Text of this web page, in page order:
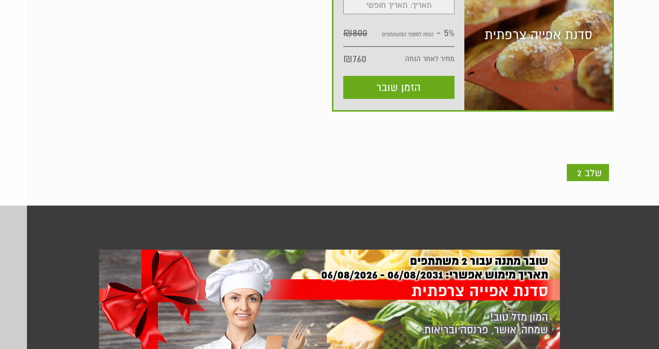
סדנת אפייה צרפתית
תאריך: תאריך חופשי
5% - הנחה למספר המשתתפים ₪800
מחיר לאחר הנחה ₪760
הזמן שובר
שלב 2
שובר מתנה עבור2משתתפים
תאריך מימוש אפשרי:06/08/2031 - 06/08/2026
סדנת אפייה צרפתית
המון מזל טוב!
שמחה, אושר, פרנסה ובריאות.